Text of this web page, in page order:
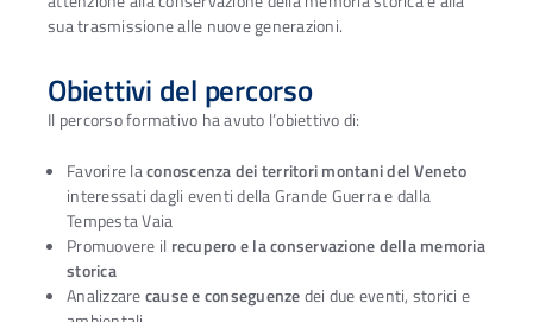
sua trasmissione alle nuove generazioni.
Obiettivi del percorso
Il percorso formativo ha avuto l’obiettivo di:
Favorire laconoscenza dei territori montani del Veneto
interessati dagli eventi della Grande Guerra e dalla
Tempesta Vaia
Promuovere il recupero e la conservazione della memoria
storica
Analizzarecause e conseguenzedei due eventi, storici e